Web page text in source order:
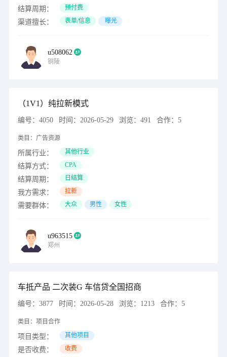
结算周期： 预付费
渠道擅长： 表单/信息 曝光
u508062
铜陵
（1V1）纯拉新模式
编号： 4050 时间： 2026-05-29 浏览： 491 合作： 5
类目： 广告资源
所属行业： 其他行业
结算方式： CPA
结算周期： 日结算
我方需求： 拉新
需要群体： 大众 男性 女性
u963515
郑州
车抵产品 二次装G 车信贷全国招商
编号： 3877 时间： 2026-05-28 浏览： 1213 合作： 5
类目： 项目合作
项目类型： 其他项目
是否收费： 收费